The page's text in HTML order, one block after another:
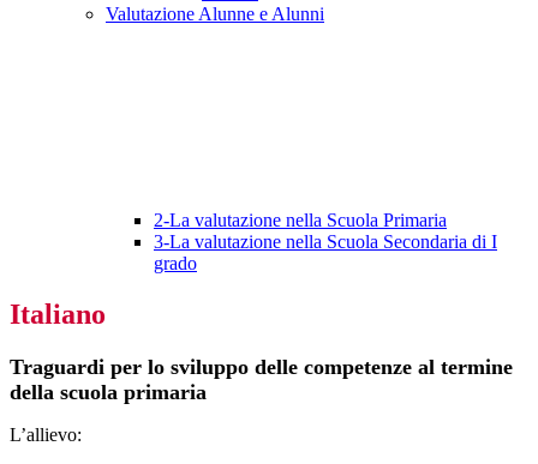
Valutazione Alunne e Alunni
2-La valutazione nella Scuola Primaria
3-La valutazione nella Scuola Secondaria di I
grado
Italiano
Traguardi per lo sviluppo delle competenze al termine
della scuola primaria
L’allievo: